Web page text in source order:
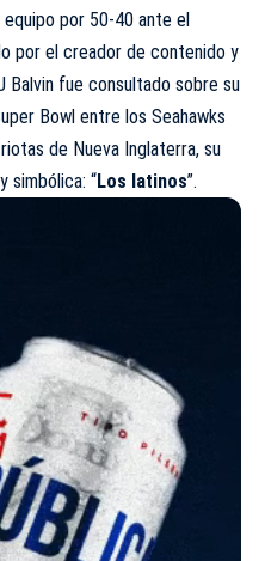
por 50-40 ante el
por el creador de contenido y
Balvin fue consultado sobre su
Bowl entre los Seahawks
de Nueva Inglaterra, su
simbólica: “Los latinos”.